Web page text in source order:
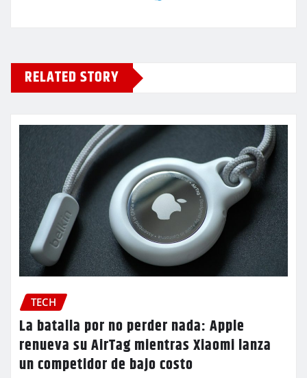
RELATED STORY
TECH
La batalla por no perder nada: Apple
renueva su AirTag mientras Xiaomi lanza
un competidor de bajo costo